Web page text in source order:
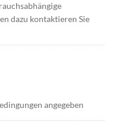
dazu kontaktieren Sie
angegeben